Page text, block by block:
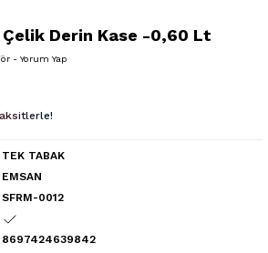
Çelik Derin Kase -0,60 Lt
- Yorum Yap
TEK TABAK
EMSAN
SFRM-0012
8697424639842